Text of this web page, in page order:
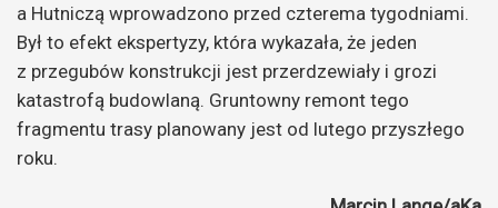
a Hutniczą wprowadzono przed czterema tygodniami.
Był to efekt ekspertyzy, która wykazała, że jeden
z przegubów konstrukcji jest przerdzewiały i grozi
katastrofą budowlaną. Gruntowny remont tego
fragmentu trasy planowany jest od lutego przyszłego
roku.